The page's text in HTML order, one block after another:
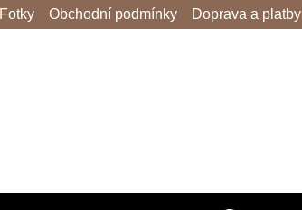
Fotky Obchodní podmínky Doprava a platby